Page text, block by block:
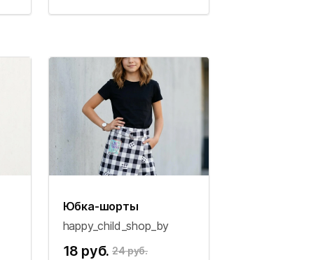
Юбка-шорты
happy_child_shop_by
18 руб. 24 руб.